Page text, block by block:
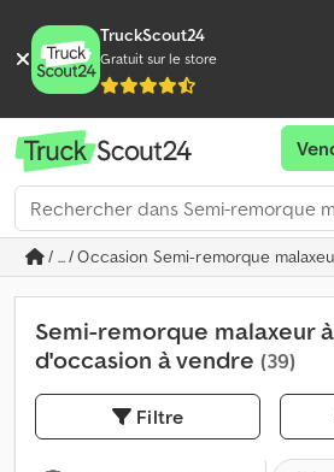
TruckScout24
Gratuit sur le store
/ ... / Occasion Semi-remorque
Semi-remorque malaxeur
d'occasion à vendre (39)
Filtre